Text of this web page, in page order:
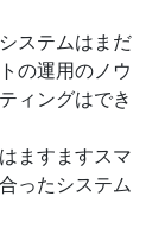
ステムはまだ
の運用のノウ
ィングはでき
ますますスマ
ったシステム